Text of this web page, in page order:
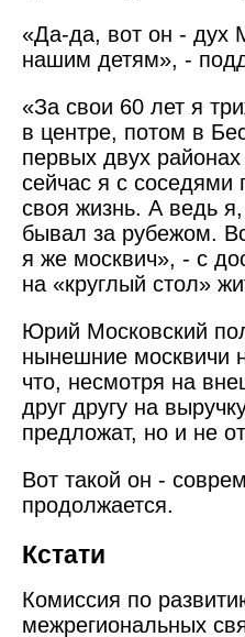
«Да-да, вот он - дух
нашим детям», -
«За свои 60 лет я
в центре, потом в
первых двух
сейчас я с соседями
своя жизнь. А ведь
бывал за рубежом.
я же москвич», - с
на «круглый стол»
Юрий Московский
нынешние москвичи
что, несмотря на
друг другу на
предложат, но и не
Вот такой он -
продолжается.
Кстати
Комиссия по
межрегиональных